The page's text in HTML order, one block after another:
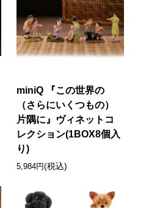
miniQ 『この世界の
（さらにいくつもの）
片隅に』ヴィネットコ
レクション(1BOX8個入
り)
5,984円(税込)